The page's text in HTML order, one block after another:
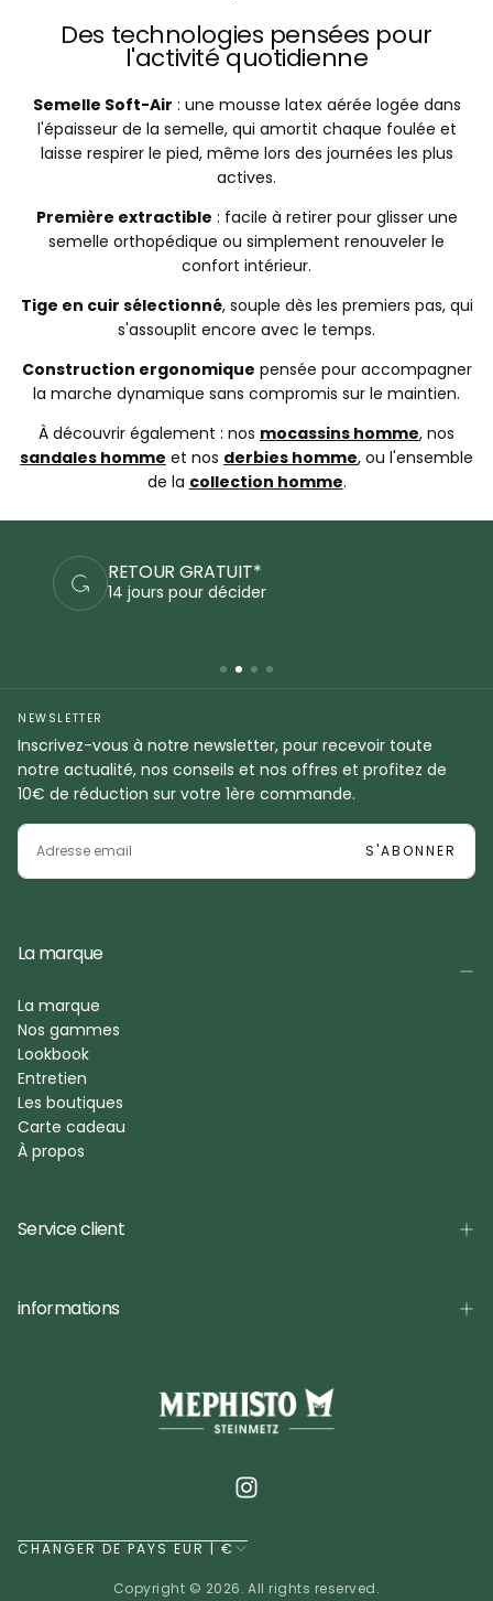
Des technologies pensées pour
l'activité quotidienne
Semelle Soft-Air : une mousse latex aérée logée dans
l'épaisseur de la semelle, qui amortit chaque foulée et
laisse respirer le pied, même lors des journées les plus
actives.
Première extractible : facile à retirer pour glisser une
semelle orthopédique ou simplement renouveler le
confort intérieur.
Tige en cuir sélectionné, souple dès les premiers pas, qui
s'assouplit encore avec le temps.
Construction ergonomique pensée pour accompagner
la marche dynamique sans compromis sur le maintien.
À découvrir également : nos mocassins homme, nos
sandales homme et nos derbies homme, ou l'ensemble
de la collection homme.
PAIEMENTS SÉCURISÉS
Commandez en sécurité
NEWSLETTER
Inscrivez-vous à notre newsletter, pour recevoir toute
notre actualité, nos conseils et nos offres et profitez de
10€ de réduction sur votre 1ère commande.
EMAIL
S'ABONNER
La marque
La marque
Nos gammes
Lookbook
Entretien
Les boutiques
Carte cadeau
À propos
Service client
informations
CHANGER DE PAYS EUR | €
Copyright © 2026. All rights reserved.